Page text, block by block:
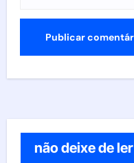
não deixe de ler